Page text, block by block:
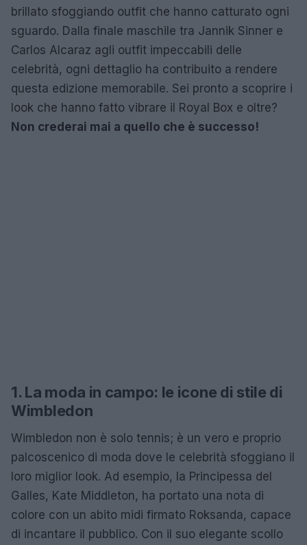
brillato sfoggiando outfit che hanno catturato ogni
sguardo. Dalla finale maschile tra Jannik Sinner e
Carlos Alcaraz agli outfit impeccabili delle
celebrità, ogni dettaglio ha contribuito a rendere
questa edizione memorabile. Sei pronto a scoprire i
look che hanno fatto vibrare il Royal Box e oltre?
Non crederai mai a quello che è successo!
1. La moda in campo: le icone di stile di
Wimbledon
Wimbledon non è solo tennis; è un vero e proprio
palcoscenico di moda dove le celebrità sfoggiano il
loro miglior look. Ad esempio, la Principessa del
Galles, Kate Middleton, ha portato una nota di
colore con un abito midi firmato Roksanda, capace
di incantare il pubblico. Con il suo elegante scollo